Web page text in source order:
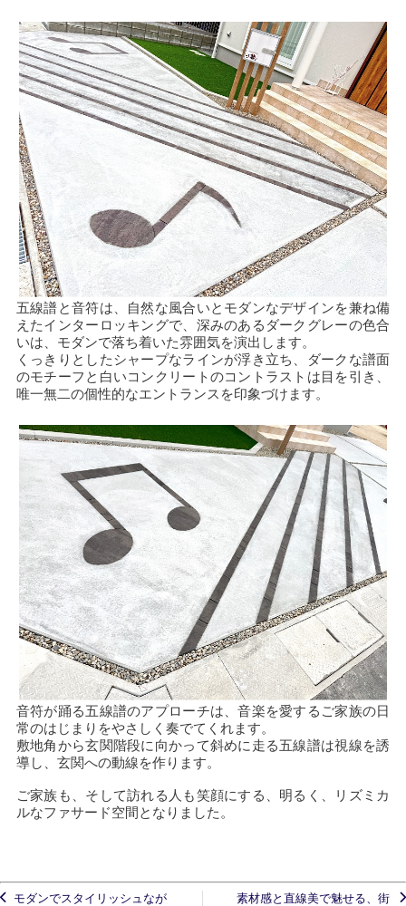
五線譜と音符は、自然な風合いとモダンなデザインを兼ね備
えたインターロッキングで、深みのあるダークグレーの色合
いは、モダンで落ち着いた雰囲気を演出します。
くっきりとしたシャープなラインが浮き立ち、ダークな譜面
のモチーフと白いコンクリートのコントラストは目を引き、
唯一無二の個性的なエントランスを印象づけます。
音符が踊る五線譜のアプローチは、音楽を愛するご家族の日
常のはじまりをやさしく奏でてくれます。
敷地角から玄関階段に向かって斜めに走る五線譜は視線を誘
導し、玄関への動線を作ります。
ご家族も、そして訪れる人も笑顔にする、明るく、リズミカ
ルなファサード空間となりました。
素材感と直線美で魅せる、街
モダンでスタイリッシュなが